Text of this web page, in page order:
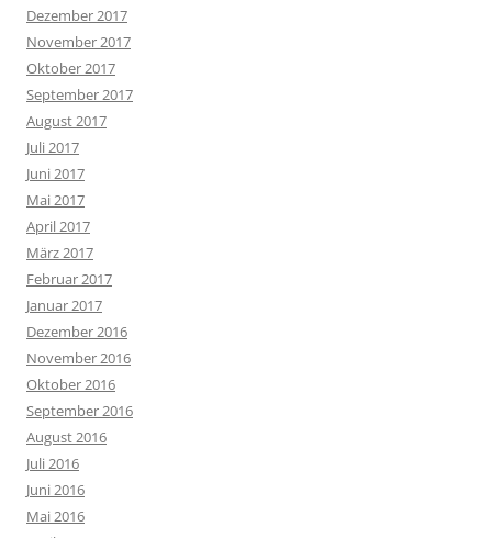
Dezember 2017
November 2017
Oktober 2017
September 2017
August 2017
Juli 2017
Juni 2017
Mai 2017
April 2017
März 2017
Februar 2017
Januar 2017
Dezember 2016
November 2016
Oktober 2016
September 2016
August 2016
Juli 2016
Juni 2016
Mai 2016